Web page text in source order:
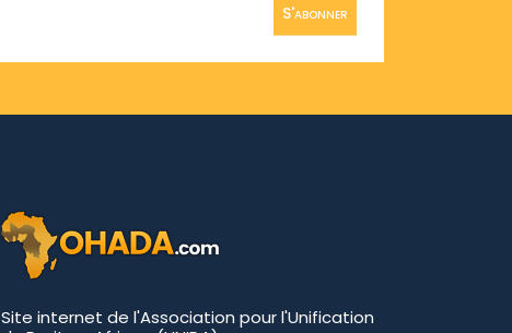
S'abonner
Site internet de l'Association pour l'Unification